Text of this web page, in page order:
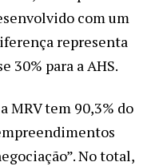
com um
representa
30% para a AHS.
MRV tem 90,3% do
No total,